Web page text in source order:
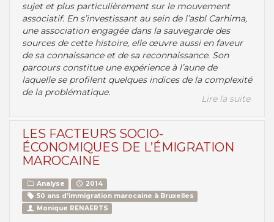
sujet et plus particulièrement sur le mouvement
associatif. En s’investissant au sein de l’asbl Carhima,
une association engagée dans la sauvegarde des
sources de cette histoire, elle œuvre aussi en faveur
de sa connaissance et de sa reconnaissance. Son
parcours constitue une expérience à l’aune de
laquelle se profilent quelques indices de la complexité
de la problématique.
Lire la suite
LES FACTEURS SOCIO-
ÉCONOMIQUES DE L’ÉMIGRATION
MAROCAINE
Analyse
2014
50 ans d’immigration marocaine à Bruxelles
Monique RENAERTS